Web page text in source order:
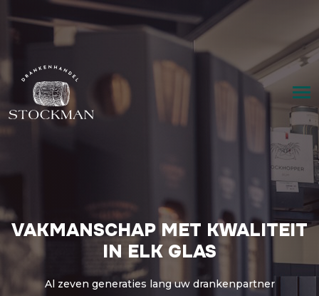
VAKMANSCHAP MET KWALITEIT
IN ELK GLAS
Al zeven generaties lang uw drankenpartner